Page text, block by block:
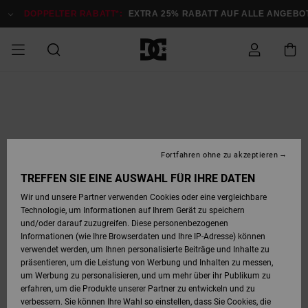
Produktinformation
DOPPELTER RABATT*: EXTRA 25% RABATT AUF ALLE
Accessoires
SALE SNOW
T-Shirts
Jacken &
SALE KINDER Sale
Sale Snow
Jacken &
Hoodies &
Lynx
Pure
Net
Alle ansehen
DC Command
Manteca
Construct
Ascend
SCHUHE Sneakers
Sandalen
Winterschuhe
Snowboard
BEKLEIDUNG
T-shirts
Hemden
Jeans
Jacken &
ACCESSOIRES
Taschen &
Alle ansehen
DC Command
Manteca
Best Sellers
SCHUHE Skate
Sandalen
Snowboard
Unisex
KLEIDUNG
Alle ansehen
KINDER
Stag
Babyschuhe
Sneakers
Alle ansehen
BEKLEIDUNG
Sweatshirts &
Hemden
ACCESSOIRES
Taschen
Alle ansehen
SKATE
Snowboard
Winterschuhe
Polarfleece &
Softshells
FRAUEN
Alle ansehen
SNOW SHOP FÜR
KINDER
Mützen
Alle ansehen
Versand
Retouren
Bezahlung
Geschenkkarte
TREFFEN SIE EINE AUSWAHL FÜR IHRE DATEN
Wir und unsere Partner verwenden Cookies oder eine vergleichbare
Technologie, um Informationen auf Ihrem Gerät zu speichern
und/oder darauf zuzugreifen. Diese personenbezogenen
Informationen (wie Ihre Browserdaten und Ihre IP-Adresse) können
verwendet werden, um Ihnen personalisierte Beiträge und Inhalte zu
präsentieren, um die Leistung von Werbung und Inhalten zu messen,
um Werbung zu personalisieren, und um mehr über ihr Publikum zu
erfahren, um die Produkte unserer Partner zu entwickeln und zu
verbessern. Sie können Ihre Wahl so einstellen, dass Sie Cookies, die
Fortfahren ohne zu akzeptieren